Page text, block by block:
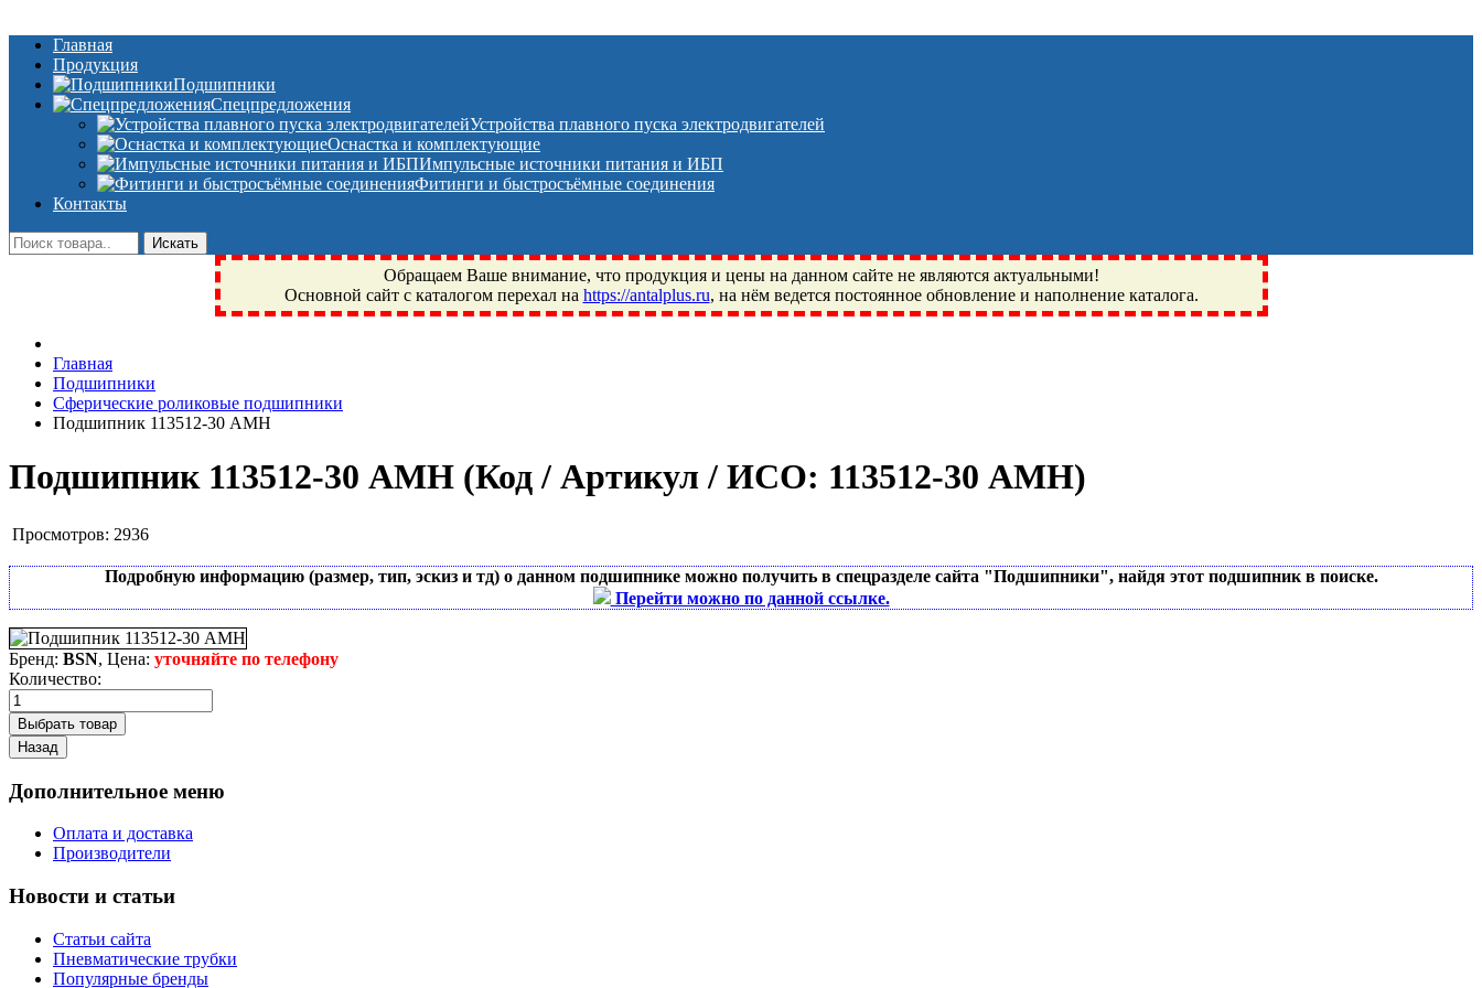
Главная
Продукция
Подшипники
Спецпредложения
Устройства плавного пуска электродвигателей
Оснастка и комплектующие
Импульсные источники питания и ИБП
Фитинги и быстросъёмные соединения
Контакты
Обращаем Ваше внимание, что продукция и цены на данном сайте не являются актуальными!
Основной сайт с каталогом перехал на https://antalplus.ru, на нём ведется постоянное обновление и наполнение каталога.
Фрязино, Антал+, плюс, Свердловский, Загорянский, Юбилейный, Щелково, Москва, Пушкино, Королёв, Балашиха, Фряново, Монино, Ивантеевка, подшипники, пневматика, метизы,
техника, сварочные аппараты, NIS, NSK, JED, KPT, NXZ, ГПЗ, Neutral, WHX, ZWZ, CRAFT, СПЗ-4, NECTECH, KG, LQY, DPI, BSN, SPZ, РФ, BMZ, ХАРП, CX, РОЛТОМ, APZ, FBJ, KYK,
NTN, SKF, купить, заказать
Главная
Подшипники
Сферические роликовые подшипники
Подшипник 113512-30 АМН
Подшипник 113512-30 АМН (Код / Артикул / ИСО: 113512-30 АМН)
Просмотров: 2936
Подробную информацию (размер, тип, эскиз и тд) о данном подшипнике можно получить в спецразделе сайта "Подшипники", найдя этот подшипник в поиске.
Перейти можно по данной ссылке.
Бренд: BSN, Цена: уточняйте по телефону
Количество:
Дополнительное меню
Оплата и доставка
Производители
Новости и статьи
Статьи сайта
Пневматические трубки
Популярные бренды